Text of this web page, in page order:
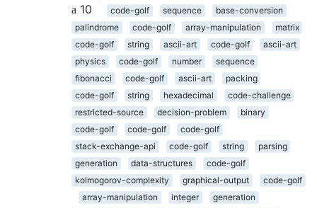
10
code-golf sequence
base-conversion
palindrome
code-golf array-manipulation
matrix
code-golf
string ascii-art code-golf
ascii-art
physics
code-golf number
sequence
fibonacci
code-golf ascii-art
packing
code-golf
string hexadecimal
code-challenge
restricted-source
decision-problem
binary
code-golf
code-golf
code-golf
stack-exchange-api
code-golf string
parsing
generation
data-structures
code-golf
kolmogorov-complexity
graphical-output
code-golf
array-manipulation
integer
generation